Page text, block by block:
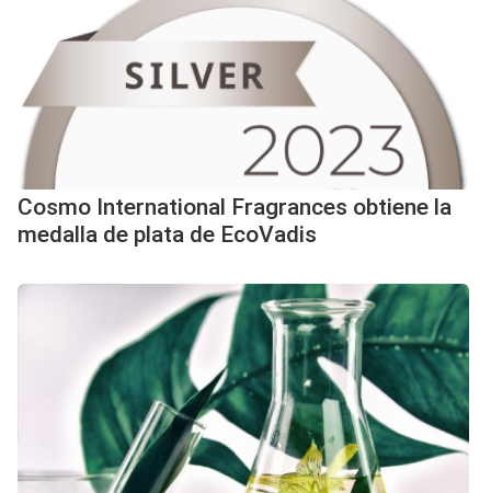
Cosmo International Fragrances obtiene la
medalla de plata de EcoVadis